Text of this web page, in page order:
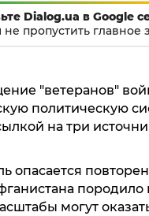
Dialog.ua в Google
не пропустить главное
"ветеранов"
политическую
на три
опасается
породило
могут